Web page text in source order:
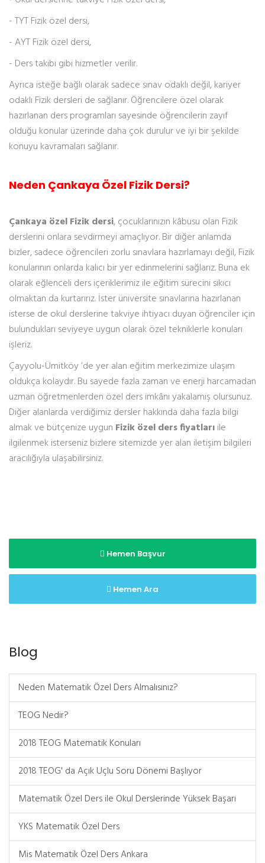
- TYT Fizik özel dersi,
- AYT Fizik özel dersi,
- Ders takibi gibi hizmetler verilir.
Ayrıca isteğe bağlı olarak sadece sınav odaklı değil, kariyer
odaklı Fizik dersleri de sağlanır. Öğrencilere özel olarak
hazırlanan ders programları sayesinde öğrencilerin zayıf
olduğu konular üzerinde daha çok durulur ve iyi bir şekilde
konuyu kavramaları sağlanır.
Neden Çankaya Özel Fizik Dersi?
Çankaya özel Fizik dersi, çocuklarınızın kâbusu olan Fizik
derslerini onlara sevdirmeyi amaçlıyor. Bir diğer anlamda
bizler, sadece öğrencileri zorlu sınavlara hazırlamayı değil, Fizik
konularının onlarda kalıcı bir yer edinmelerini sağlarız. Buna ek
olarak eğlenceli ders içeriklerimiz ile eğitim sürecini sıkıcı
olmaktan da kurtarırız. İster üniversite sınavlarına hazırlanan
isterse de okul derslerine takviye ihtiyacı duyan öğrenciler için
bulundukları seviyeye uygun olarak özel tekniklerle konuları
işleriz.
Çayyolu-Ümitköy ’de yer alan eğitim merkezimize ulaşım
oldukça kolaydır. Bu sayede fazla zaman ve enerji harcamadan
uzman öğretmenlerden özel ders imkânı yakalamış olursunuz.
Diğer alanlarda verdiğimiz dersler hakkında daha fazla bilgi
almak ve bütçenize uygun Fizik özel ders fiyatlarıile
ilgilenmek isterseniz bizlere sitemizde yer alan iletişim bilgileri
aracılığıyla ulaşabilirsiniz.
Hemen Başvur
Hemen Ara
Blog
Neden Matematik Özel Ders Almalısınız?
TEOG Nedir?
2018 TEOG Matematik Konuları
2018 TEOG' da Açık Uçlu Soru Dönemi Başlıyor
Matematik Özel Ders ile Okul Derslerinde Yüksek Başarı
YKS Matematik Özel Ders
Mis Matematik Özel Ders Ankara